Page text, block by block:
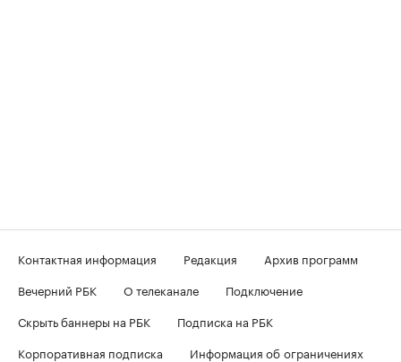
Контактная информация Редакция
Архив программ
Вечерний РБК
О телеканале
Подключение
Скрыть баннеры на РБК
Подписка на РБК
Корпоративная подписка
Информация об ограничениях